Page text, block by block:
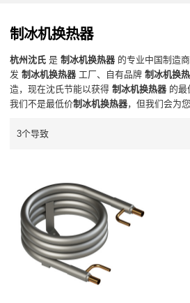
制冰机换热器
杭州沈氏 是制冰机换热器 的专业中国制造
发制冰机换热器 工厂、自有品牌制冰机换
造，现在沈氏节能以获得制冰机换热器 的最
我们不是最低价制冰机换热器，但我们会为
3个导致